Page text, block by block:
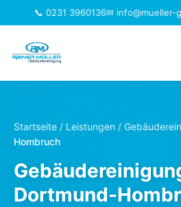
📞 0231 3960136✉ info@mueller-
Einzugsgebiet
Jobs
Startseite / Leistungen /
Hombruch
Dortmund-